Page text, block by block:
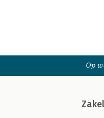
Op